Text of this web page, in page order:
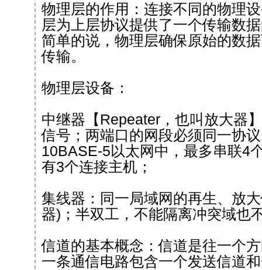
物理层的作用：连接不同的物理
层为上层协议提供了一个传输数
简单的说，物理层确保原始的数
传输。
物理层设备：
中继器【Repeater，也叫放大器
信号；两端口的网段必须同一协
10BASE-5以太网中，最多串联4
有3个连接主机；
集线器：同一局域网的再生、放
器)；半双工，不能隔离冲突域也
信道的基本概念：信道是往一个
一条通信电路包含一个发送信道